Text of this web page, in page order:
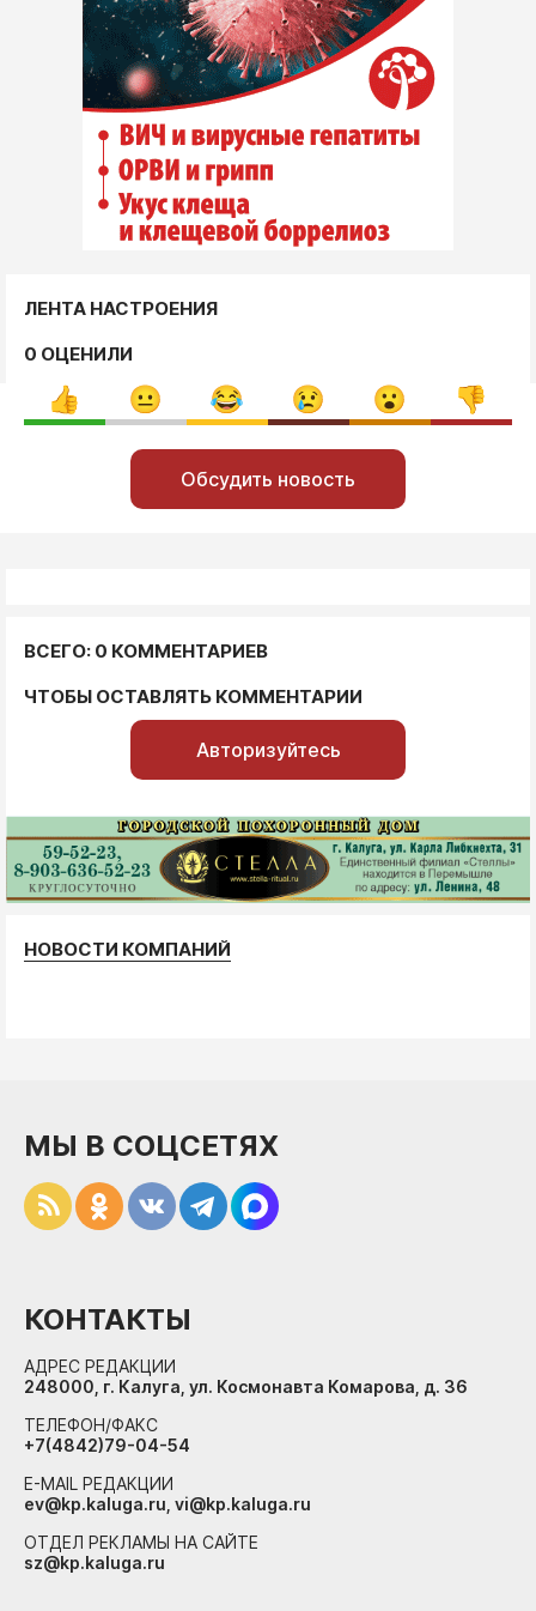
ЛЕНТА НАСТРОЕНИЯ
0 ОЦЕНИЛИ
Обсудить новость
ВСЕГО: 0 КОММЕНТАРИЕВ
ЧТОБЫ ОСТАВЛЯТЬ КОММЕНТАРИИ
Авторизуйтесь
НОВОСТИ КОМПАНИЙ
МЫ В СОЦСЕТЯХ
КОНТАКТЫ
АДРЕС РЕДАКЦИИ
248000, г. Калуга, ул. Космонавта Комарова, д. 36
ТЕЛЕФОН/ФАКС
+7(4842)79-04-54
E-MAIL РЕДАКЦИИ
ev@kp.kaluga.ru, vi@kp.kaluga.ru
ОТДЕЛ РЕКЛАМЫ НА САЙТЕ
sz@kp.kaluga.ru